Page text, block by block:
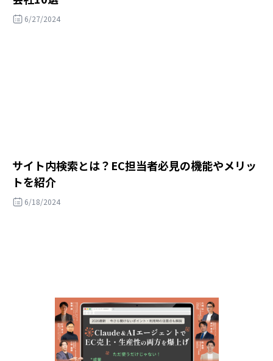
6/27/2024
サイト内検索とは？EC担当者必見の機能やメリッ
トを紹介
6/18/2024